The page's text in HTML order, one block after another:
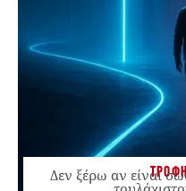
Δεν ξέρω αν είναι